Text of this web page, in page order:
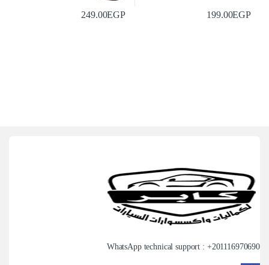
199.00EGP
249.00EGP
WhatsApp technical support : +201116970690